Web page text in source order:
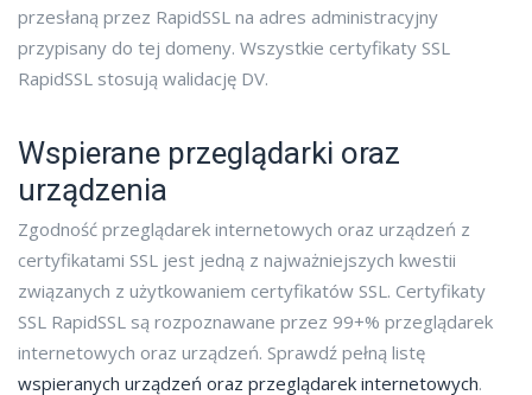
przesłaną przez RapidSSL na adres administracyjny
przypisany do tej domeny. Wszystkie certyfikaty SSL
RapidSSL stosują walidację DV.
Wspierane przeglądarki oraz
urządzenia
Zgodność przeglądarek internetowych oraz urządzeń z
certyfikatami SSL jest jedną z najważniejszych kwestii
związanych z użytkowaniem certyfikatów SSL. Certyfikaty
SSL RapidSSL są rozpoznawane przez 99+% przeglądarek
internetowych oraz urządzeń. Sprawdź pełną listę
wspieranych urządzeń oraz przeglądarek internetowych.